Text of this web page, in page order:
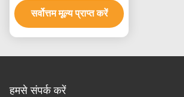
सर्वोत्तम मूल्य प्राप्त करें
हमसे संपर्क करें